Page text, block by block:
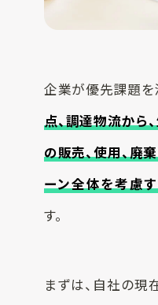
企業が優先課題を
点、調達物流から
の販売、使用、廃
ーン全体を考慮す
す。
まずは、自社の現